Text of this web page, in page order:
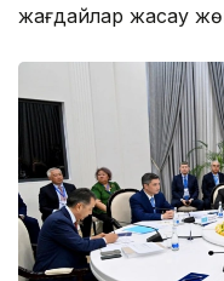
жағдайлар жасау